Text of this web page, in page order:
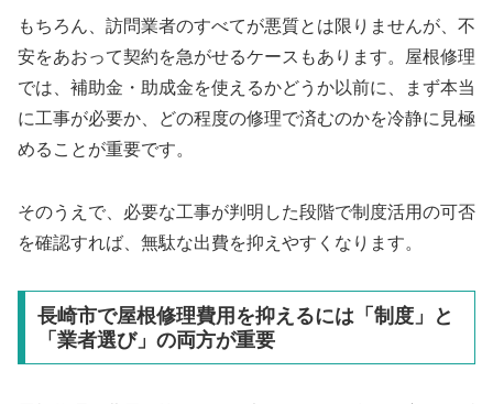
もちろん、訪問業者のすべてが悪質とは限りませんが、不
安をあおって契約を急がせるケースもあります。屋根修理
では、補助金・助成金を使えるかどうか以前に、まず本当
に工事が必要か、どの程度の修理で済むのかを冷静に見極
めることが重要です。
そのうえで、必要な工事が判明した段階で制度活用の可否
を確認すれば、無駄な出費を抑えやすくなります。
長崎市で屋根修理費用を抑えるには「制度」と
「業者選び」の両方が重要